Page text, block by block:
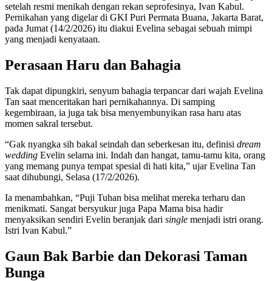
setelah resmi menikah dengan rekan seprofesinya, Ivan Kabul.
Pernikahan yang digelar di GKI Puri Permata Buana, Jakarta Barat,
pada Jumat (14/2/2026) itu diakui Evelina sebagai sebuah mimpi
yang menjadi kenyataan.
Perasaan Haru dan Bahagia
Tak dapat dipungkiri, senyum bahagia terpancar dari wajah Evelina
Tan saat menceritakan hari pernikahannya. Di samping
kegembiraan, ia juga tak bisa menyembunyikan rasa haru atas
momen sakral tersebut.
“Gak nyangka sih bakal seindah dan seberkesan itu, definisi dream
wedding Evelin selama ini. Indah dan hangat, tamu-tamu kita, orang
yang memang punya tempat spesial di hati kita,” ujar Evelina Tan
saat dihubungi, Selasa (17/2/2026).
Ia menambahkan, “Puji Tuhan bisa melihat mereka terharu dan
menikmati. Sangat bersyukur juga Papa Mama bisa hadir
menyaksikan sendiri Evelin beranjak dari single menjadi istri orang.
Istri Ivan Kabul.”
Gaun Bak Barbie dan Dekorasi Taman
Bunga